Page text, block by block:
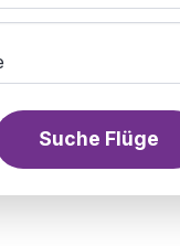
Suche Flüge